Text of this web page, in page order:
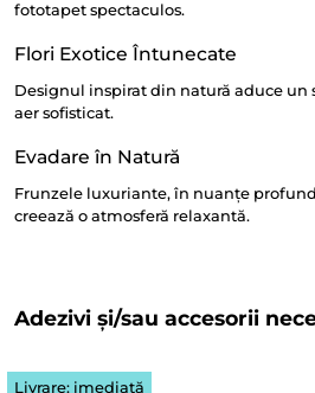
fototapet spectaculos.
Flori Exotice Întunecate
Designul inspirat din natură aduce un
aer sofisticat.
Evadare în Natură
Frunzele luxuriante, în nuanțe
creează o atmosferă relaxantă.
Adezivi și/sau accesorii
Livrare: imediată